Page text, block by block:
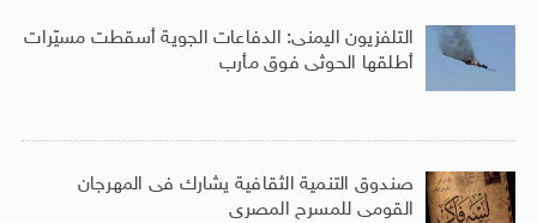
التلفزيون اليمنى: الدفاعات الجوية أسقطت مسيّرات
أطلقها الحوثى فوق مأرب
صندوق التنمية الثقافية يشارك فى المهرجان
القومى للمسرح المصرى